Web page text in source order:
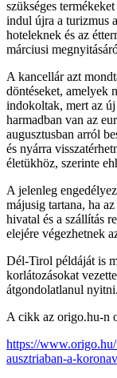
szükséges
indul újra a turizmus
hoteleknek és az
márciusi
A kancellár azt
döntéseket, amelyek
indokoltak, mert az
harmadban van az
augusztusban arról
és nyárra
életükhöz, szerinte
A jelenleg
májusig tartana, ha
hivatal és a szállítás
elejére végezhetnek
Dél-Tirol példáját is
korlátozásokat
átgondolatlanul nyitni.
A cikk az origo.hu-n
https://
ausztriaban-a-